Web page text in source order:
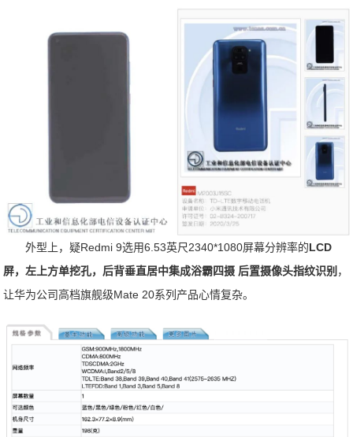
外型上，疑Redmi 9选用6.53英尺2340*1080屏幕分辨率的LCD
屏，左上方单挖孔，后背垂直居中集成浴霸四摄 后置摄像头指纹识别 ，
让华为公司高档旗舰级Mate 20系列产品心情复杂。